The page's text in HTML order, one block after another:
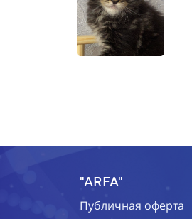
"ARFA"
Публичная оферта